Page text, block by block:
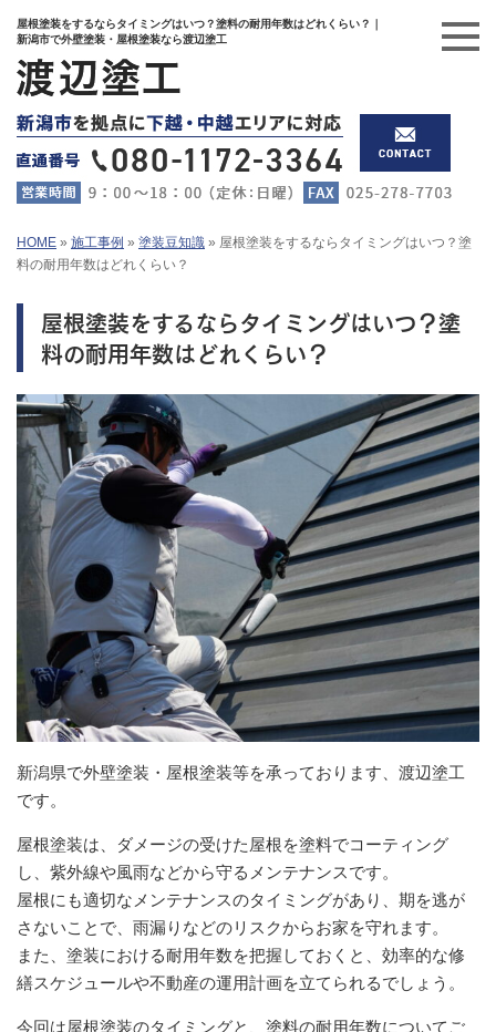
屋根塗装をするならタイミングはいつ？塗料の耐用年数はどれくらい？｜
新潟市で外壁塗装・屋根塗装なら渡辺塗工
HOME » 施工事例 » 塗装豆知識 » 屋根塗装をするならタイミングはいつ？塗
料の耐用年数はどれくらい？
屋根塗装をするならタイミングはいつ？塗
料の耐用年数はどれくらい？
新潟県で外壁塗装・屋根塗装等を承っております、渡辺塗工
です。
屋根塗装は、ダメージの受けた屋根を塗料でコーティング
し、紫外線や風雨などから守るメンテナンスです。
屋根にも適切なメンテナンスのタイミングがあり、期を逃が
さないことで、雨漏りなどのリスクからお家を守れます。
また、塗装における耐用年数を把握しておくと、効率的な修
繕スケジュールや不動産の運用計画を立てられるでしょう。
今回は屋根塗装のタイミングと、塗料の耐用年数についてご